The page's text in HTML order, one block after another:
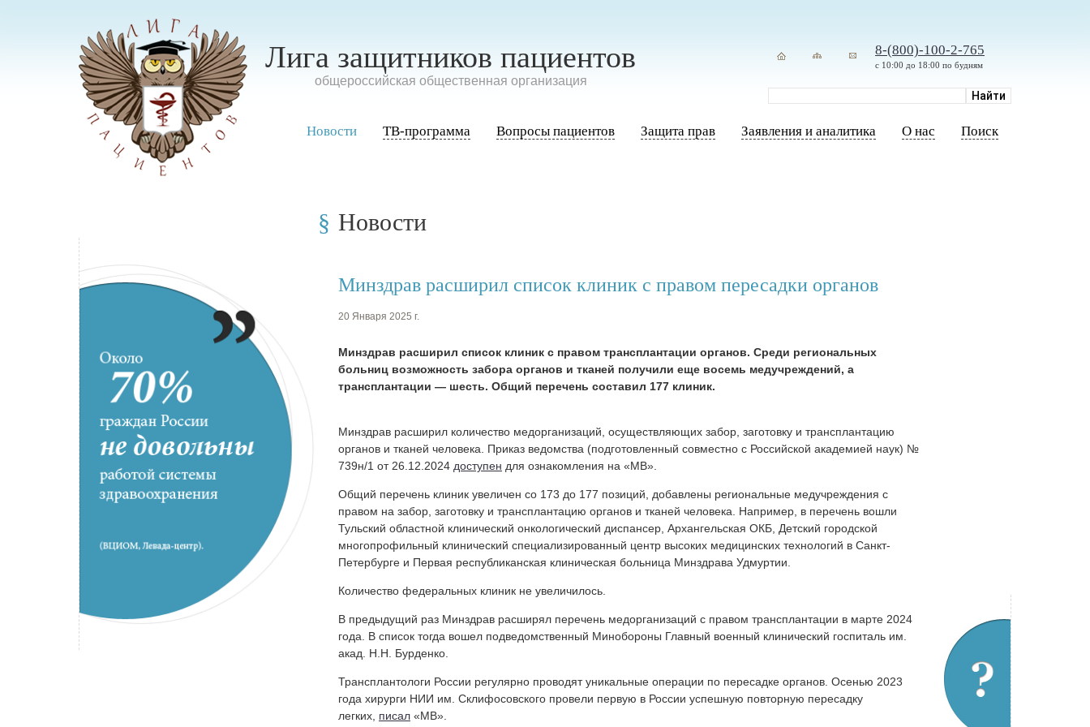
Лига защитников пациентов
oбщероссийская общественная организация
8-(800)-100-2-765
с 10:00 до 18:00 по будням
Новости ТВ-программа Вопросы пациентов Защита прав Заявления и аналитика О нас Поиск
Новости
Минздрав расширил список клиник с правом пересадки органов
20 Января 2025 г.
Минздрав расширил список клиник с правом трансплантации органов. Среди региональных
больниц возможность забора органов и тканей получили еще восемь медучреждений, а
трансплантации — шесть. Общий перечень составил 177 клиник.
Минздрав расширил количество медорганизаций, осуществляющих забор, заготовку и трансплантацию
органов и тканей человека. Приказ ведомства (подготовленный совместно с Российской академией наук) №
739н/1 от 26.12.2024 доступен для ознакомления на «МВ».
Общий перечень клиник увеличен со 173 до 177 позиций, добавлены региональные медучреждения с
правом на забор, заготовку и трансплантацию органов и тканей человека. Например, в перечень вошли
Тульский областной клинический онкологический диспансер, Архангельская ОКБ, Детский городской
многопрофильный клинический специализированный центр высоких медицинских технологий в Санкт-
Петербурге и Первая республиканская клиническая больница Минздрава Удмуртии.
Количество федеральных клиник не увеличилось.
В предыдущий раз Минздрав расширял перечень медорганизаций с правом трансплантации в марте 2024
года. В список тогда вошел подведомственный Минобороны Главный военный клинический госпиталь им.
акад. Н.Н. Бурденко.
Трансплантологи России регулярно проводят уникальные операции по пересадке органов. Осенью 2023
года хирурги НИИ им. Склифосовского провели первую в России успешную повторную пересадку
легких, писал «МВ».